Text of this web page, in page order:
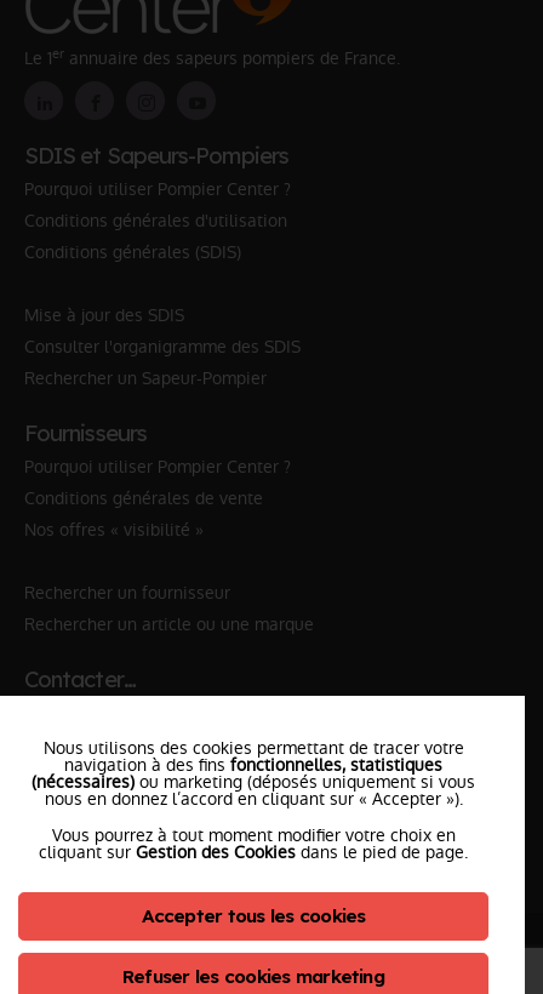
Le 1er annuaire des sapeurs pompiers de France.
SDIS et Sapeurs-Pompiers
Pourquoi utiliser Pompier Center ?
Conditions générales d'utilisation
Conditions générales (SDIS)
Mise à jour des SDIS
Consulter l'organigramme des SDIS
Rechercher un Sapeur-Pompier
Fournisseurs
Pourquoi utiliser Pompier Center ?
Conditions générales de vente
Nos offres « visibilité »
Rechercher un fournisseur
Rechercher un article ou une marque
Contacter…
✆ 18№National Sapeurs-Pompiers
le SDISle plus proche
l'équipePompierCenter
©2026 Pompier Center • Mentions Légales •
Protection de vos données • Plan du Site
Nous utilisons des cookies permettant de tracer votre
navigation à des fins fonctionnelles, statistiques
(nécessaires) ou marketing (déposés uniquement si vous
nous en donnez l’accord en cliquant sur « Accepter »).
Vous pourrez à tout moment modifier votre choix en
cliquant sur Gestion des Cookies dans le pied de page.
Accepter tous les cookies
Refuser les cookies marketing